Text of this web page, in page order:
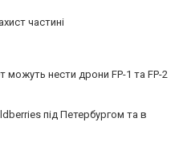
частині
можуть нести дрони FP-1 та FP-2
під Петербургом та в